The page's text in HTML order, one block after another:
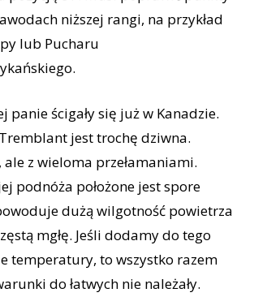
niższej rangi, na przykład
lub Pucharu
panie ścigały się już w Kanadzie.
jest trochę dziwna.
ale z wieloma przełamaniami.
podnóża położone jest spore
dużą wilgotność powietrza
mgłę. Jeśli dodamy do tego
temperatury, to wszystko razem
do łatwych nie należały.